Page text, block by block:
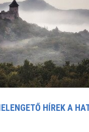
HÍREK A